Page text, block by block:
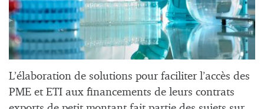
L’élaboration de solutions pour faciliter l’accès des
PME et ETI aux financements de leurs contrats